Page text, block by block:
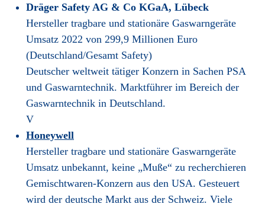
Dräger Safety AG & Co KGaA, Lübeck
Hersteller tragbare und stationäre Gaswarngeräte
Umsatz 2022 von 299,9 Millionen Euro
(Deutschland/Gesamt Safety)
Deutscher weltweit tätiger Konzern in Sachen PSA
und Gaswarntechnik. Marktführer im Bereich der
Gaswarntechnik in Deutschland.
V
Honeywell
Hersteller tragbare und stationäre Gaswarngeräte
Umsatz unbekannt, keine „Muße“ zu recherchieren
Gemischtwaren-Konzern aus den USA. Gesteuert
wird der deutsche Markt aus der Schweiz. Viele